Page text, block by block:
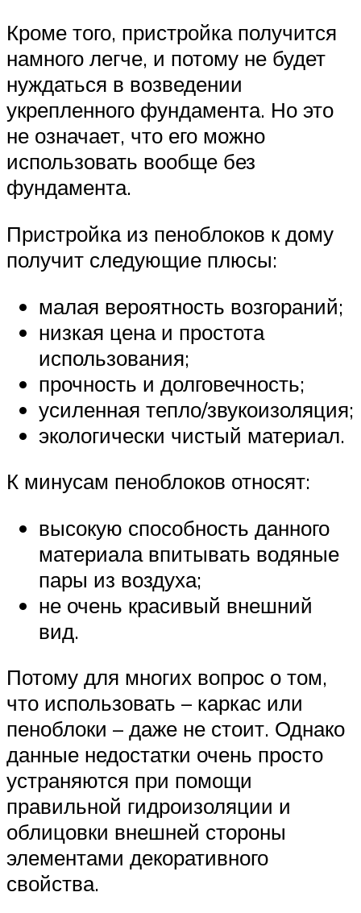
Кроме того, пристройка получится
намного легче, и потому не будет
нуждаться в возведении
укрепленного фундамента. Но это
не означает, что его можно
использовать вообще без
фундамента.
Пристройка из пеноблоков к дому
получит следующие плюсы:
малая вероятность возгораний;
низкая цена и простота
использования;
прочность и долговечность;
усиленная тепло/звукоизоляция;
экологически чистый материал.
К минусам пеноблоков относят:
высокую способность данного
материала впитывать водяные
пары из воздуха;
не очень красивый внешний
вид.
Потому для многих вопрос о том,
что использовать – каркас или
пеноблоки – даже не стоит. Однако
данные недостатки очень просто
устраняются при помощи
правильной гидроизоляции и
облицовки внешней стороны
элементами декоративного
свойства.